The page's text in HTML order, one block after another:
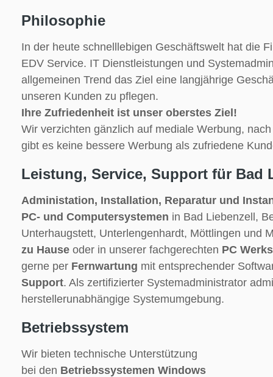
Philosophie
In der heute schnelllebigen Geschäftswelt hat die
EDV Service. IT Dienstleistungen und
allgemeinen Trend das Ziel eine langjährige
unseren Kunden zu pflegen.
Ihre Zufriedenheit ist unser oberstes Ziel!
Wir verzichten gänzlich auf mediale Werbung,
gibt es keine bessere Werbung als zufriedene
Leistung, Service, Support für Bad
Administation, Installation, Reparatur und
PC- und Computersystemen in Bad Liebenzell,
Unterhaugstett, Unterlengenhardt, Möttlingen und
zu Hause oder in unserer fachgerechten PC
gerne per Fernwartung mit entsprechender
Support. Als zertifizierter Systemadministrator
herstellerunabhängige Systemumgebung.
Betriebssystem
Wir bieten technische Unterstützung
bei den Betriebssystemen Windows